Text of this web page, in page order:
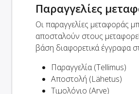
Παραγγελίες
Οι παραγγελίες μεταφοράς
αποσταλούν στους
βάση διαφορετικά έγγραφα
Παραγγελία (Tellimus)
Αποστολή (Lähetus)
Τιμολόγιο (Arve)